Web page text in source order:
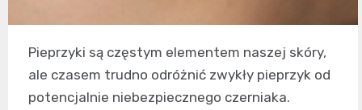
Pieprzyki są częstym elementem naszej skóry,
ale czasem trudno odróżnić zwykły pieprzyk od
potencjalnie niebezpiecznego czerniaka.